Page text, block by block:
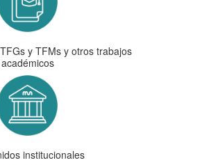
y TFMs y otros trabajos
académicos
institucionales